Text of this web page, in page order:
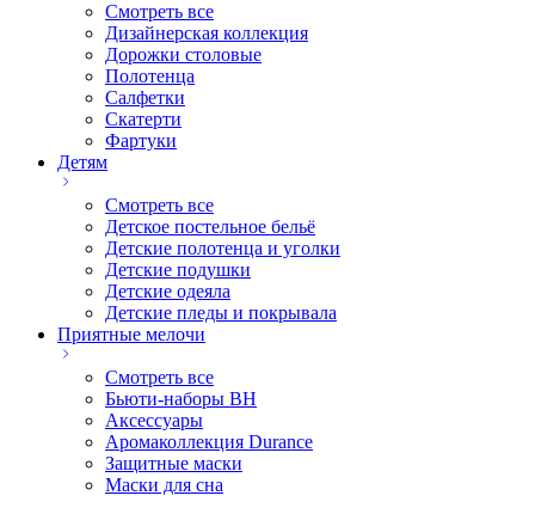
Смотреть все
Дизайнерская коллекция
Дорожки столовые
Полотенца
Салфетки
Скатерти
Фартуки
Детям
Смотреть все
Детское постельное бельё
Детские полотенца и уголки
Детские подушки
Детские одеяла
Детские пледы и покрывала
Приятные мелочи
Смотреть все
Бьюти-наборы ВН
Аксессуары
Аромаколлекция Durance
Защитные маски
Маски для сна